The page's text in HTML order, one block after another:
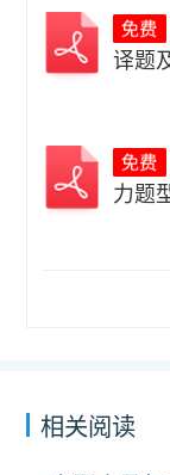
译题
力题
相关阅读